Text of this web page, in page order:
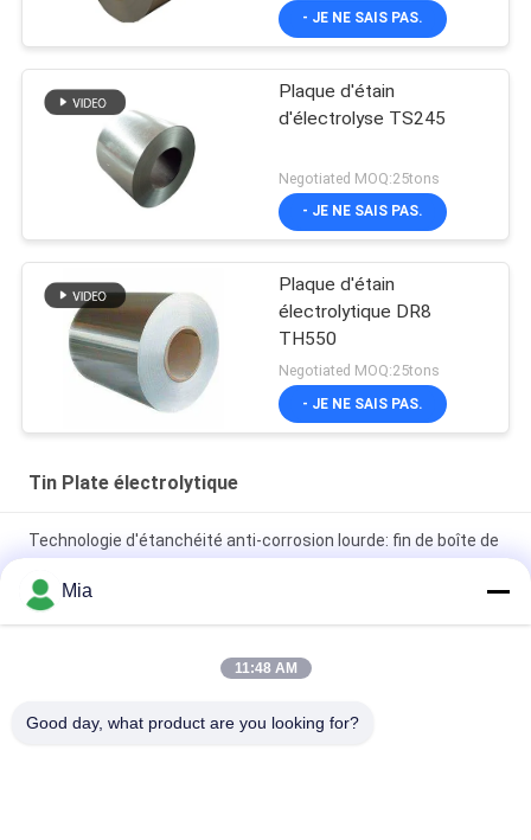
- JE NE SAIS PAS.
Plaque d'étain
d'électrolyse TS245
Negotiated MOQ:25tons
- JE NE SAIS PAS.
Plaque d'étain
électrolytique DR8
TH550
Negotiated MOQ:25tons
- JE NE SAIS PAS.
Tin Plate électrolytique
Technologie d'étanchéité anti-corrosion lourde: fin de boîte de
Feuilles de fer blanc électrolytique de qualité MR pour la
Résistant à la rouille
Mia
11:48 AM
Good day, what product are you looking for?